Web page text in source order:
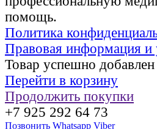
помощь.
Политика
Правовая информация и
Товар успешно
Перейти в корзину
Продолжить покупки
+7 925 292 64 73
Позвонить Whatsapp Viber